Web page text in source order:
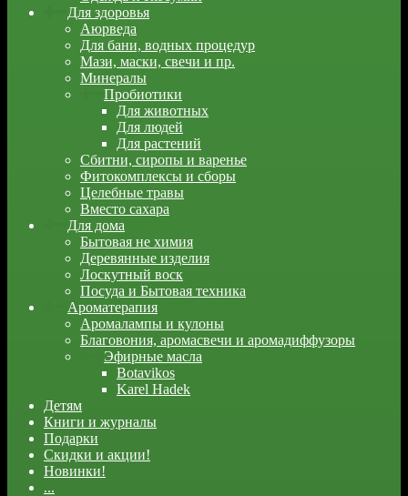
Для здоровья
Аюрведа
Для бани, водных процедур
Мази, маски, свечи и пр.
Минералы
Пробиотики
Для животных
Для людей
Для растений
Сбитни, сиропы и варенье
Фитокомплексы и сборы
Целебные травы
Вместо сахара
Для дома
Бытовая не химия
Деревянные изделия
Лоскутный воск
Посуда и Бытовая техника
Ароматерапия
Аромалампы и кулоны
Благовония, аромасвечи и аромадиффузоры
Эфирные масла
Botavikos
Karel Hadek
Детям
Книги и журналы
Подарки
Скидки и акции!
Новинки!
...